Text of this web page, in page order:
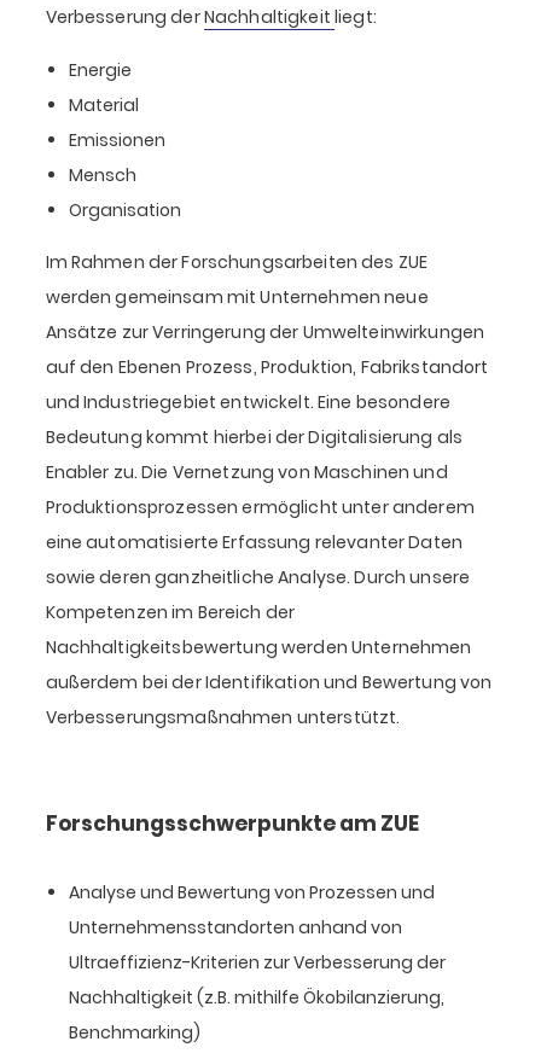
Verbesserung derNachhaltigkeit liegt:
Energie
Material
Emissionen
Mensch
Organisation
Im Rahmen der Forschungsarbeiten des ZUE
werden gemeinsam mit Unternehmen neue
Ansätze zur Verringerung der Umwelteinwirkungen
auf den Ebenen Prozess, Produktion, Fabrikstandort
und Industriegebiet entwickelt. Eine besondere
Bedeutung kommt hierbei der Digitalisierung als
Enabler zu. Die Vernetzung von Maschinen und
Produktionsprozessen ermöglicht unter anderem
eine automatisierte Erfassung relevanter Daten
sowie deren ganzheitliche Analyse. Durch unsere
Kompetenzen im Bereich der
Nachhaltigkeitsbewertung werden Unternehmen
außerdem bei der Identifikation und Bewertung von
Verbesserungsmaßnahmen unterstützt.
Forschungsschwerpunkte am ZUE
Analyse und Bewertung von Prozessen und
Unternehmensstandorten anhand von
Ultraeffizienz-Kriterien zur Verbesserung der
Nachhaltigkeit (z.B. mithilfe Ökobilanzierung,
Benchmarking)